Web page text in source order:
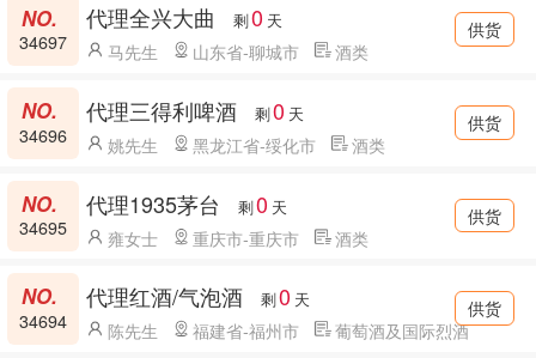
34697
代理全兴大曲 剩0 天
马先生 山东省-聊城市 酒类
供货
34696
代理三得利啤酒 剩0 天
姚先生 黑龙江省-绥化市 酒类
供货
34695
代理1935茅台 剩0 天
雍女士 重庆市-重庆市 酒类
供货
34694
代理红酒/气泡酒 剩0 天
陈先生 福建省-福州市 葡萄酒及国际烈酒
供货